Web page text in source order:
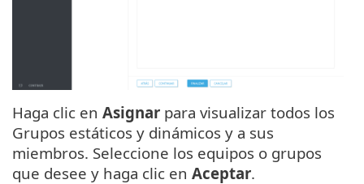
Haga clic en Asignar para visualizar todos los
Grupos estáticos y dinámicos y a sus
miembros. Seleccione los equipos o grupos
que desee y haga clic en Aceptar.